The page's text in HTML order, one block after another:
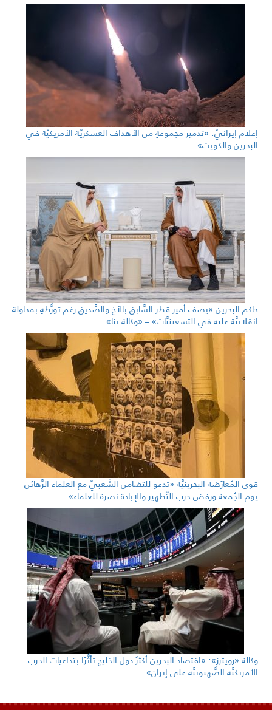
إعلام إيرانيّ: «تدمير مجموعةٍ من الأهداف العسكريّة الأمريكيّة في
البحرين والكويت»
حاكم البحرين «يصف أمير قطر السَّابق بالأخ والصَّديق رغم تورُّطهِ بمحاولة
انقلابيَّة عليه في التسعينيَّات» – «وكالة بنا»
قوى المُعارَضة البحرينيَّة «تدعو للتضامن الشّعبيّ مع العلماء الرَّهائن
يوم الجُمعة ورفض حرب التَّطهير والإبادة نصرة للعلماء»
وكالة «رويترز»: «اقتصاد البحرين أكثرُ دول الخليج تأثُّرًا بتداعيات الحرب
الأمريكيَّة الصُّهيونيَّة على إيران»